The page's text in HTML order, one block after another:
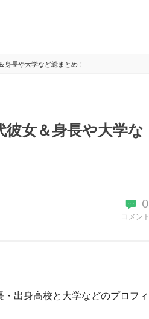
身長や大学など総まとめ！
彼女＆身長や大学な
0
コメント
出身高校と大学などのプロフィ